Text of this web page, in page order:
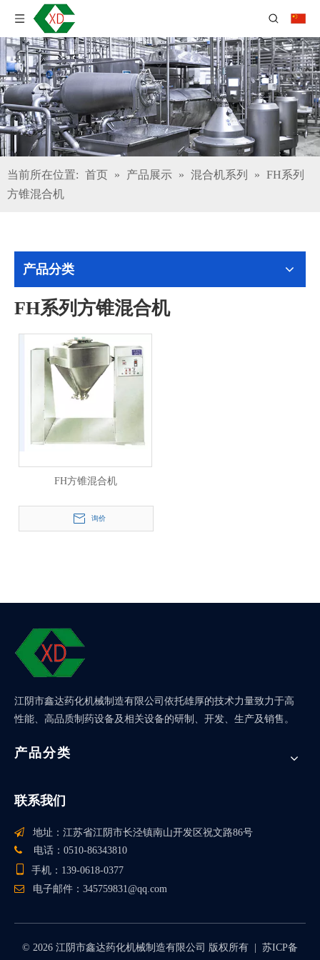
当前所在位置: 首页 » 产品展示 » 混合机系列 » FH系列
方锥混合机
产品分类
FH系列方锥混合机
FH方锥混合机
询价
江阴市鑫达药化机械制造有限公司依托雄厚的技术力量致力于高
性能、高品质制药设备及相关设备的研制、开发、生产及销售。
产品分类
联系我们
 地址：江苏省江阴市长泾镇南山开发区祝文路86号
 电话：0510-86343810
手机：139-0618-0377
 电子邮件： 345759831@qq.com
© 2026 江阴市鑫达药化机械制造有限公司 版权所有 | 苏ICP备